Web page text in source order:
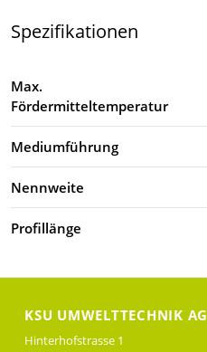
Spezifikationen
Max.
Fördermitteltemperatur
Mediumführung
Nennweite
Profillänge
KSU UMWELTTECHNIK AG
Hinterhofstrasse 1